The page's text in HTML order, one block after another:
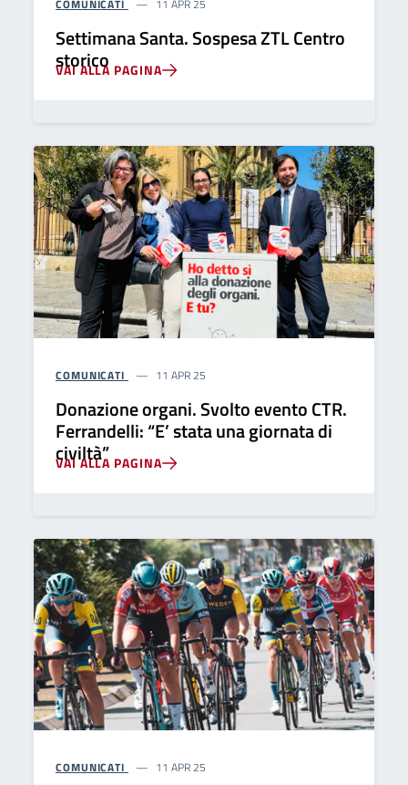
COMUNICATI 11 APR 25
Settimana Santa. Sospesa ZTL Centro
storico
VAI ALLA PAGINA
COMUNICATI 11 APR 25
Donazione organi. Svolto evento CTR.
Ferrandelli: “E’ stata una giornata di
civiltà”
VAI ALLA PAGINA
COMUNICATI 11 APR 25